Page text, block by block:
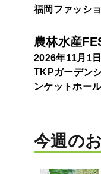
福岡ファッシ
農林水産
2026年11月1
TKPガーデン
ンケットホー
今週の